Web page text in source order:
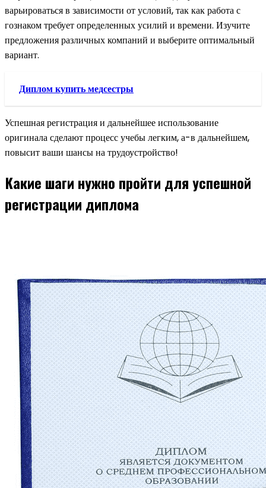
варьироваться в зависимости от условий, так как работа с
гознаком требует определенных усилий и времени. Изучите
предложения различных компаний и выберите оптимальный
вариант.
Диплом купить медсестры
Успешная регистрация и дальнейшее использование
оригинала сделают процесс учебы легким, а-в дальнейшем,
повысит ваши шансы на трудоустройство!
Какие шаги нужно пройти для успешной
регистрации диплома